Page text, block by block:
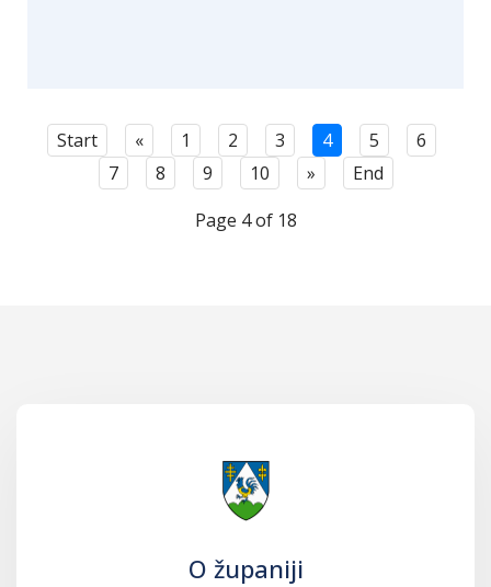
Start « 1 2 3 4 5
6
7
8 9 10 »
End
Page 4 of 18
O županiji